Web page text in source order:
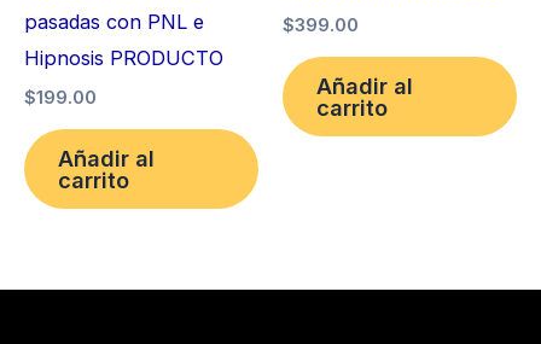
pasadas con PNL e
Hipnosis PRODUCTO
$199.00
Añadir al
carrito
$399.00
Añadir al
carrito